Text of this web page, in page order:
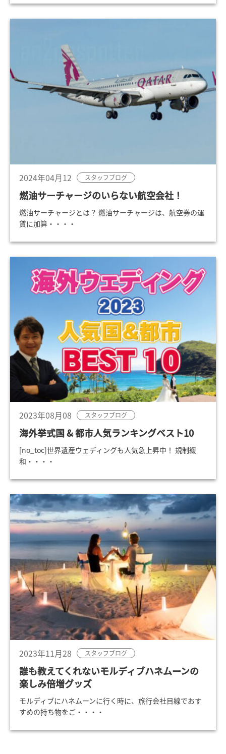
2024年04月12 スタッフブログ
燃油サーチャージのいらない航空会社！
燃油サーチャージとは？ 燃油サーチャージは、航空券の運
賃に加算・・・・
2023年08月08 スタッフブログ
海外挙式国 & 都市人気ランキングベスト10
[no_toc]世界遺産ウェディングも人気急上昇中！ 規制緩
和・・・・
2023年11月28 スタッフブログ
誰も教えてくれないモルディブハネムーンの
楽しみ倍増グッズ
モルディブにハネムーンに行く時に、旅行会社目線でおす
すめの持ち物をご・・・・